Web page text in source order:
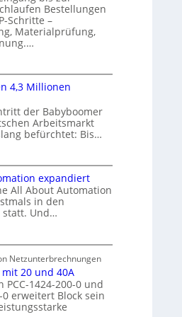
Bestellungen
Schritte –
Materialprüfung,
4,3 Millionen
der Babyboomer
Arbeitsmarkt
befürchtet: Bis…
expandiert
All About Automation
in den
statt. Und…
Netzunterbrechnungen
20 und 40A
PCC-1424-200-0 und
0 erweitert Block sein